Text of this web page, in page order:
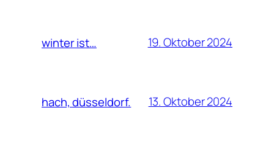
winter ist… 19. Oktober 2024
hach, düsseldorf. 13. Oktober 2024